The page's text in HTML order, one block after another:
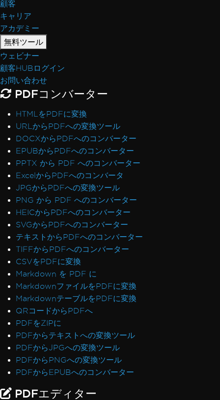
IronPDF と IIS
AWS Lambdaで文字フォントの破損
メタデータの可視性
ネットワークプリンタからの印刷
MemoryStreamを使用して画像にラスター化
ビューを文字列にレンダリング
System.Drawing.Commonの代替 (.NET 7 & 非
Windows)
テーブルヘッダー
ReadyToRunコンパイルの使用
IronPdf.Slim v2025.5.6 配置例外
ClickOnceのバージョン非互換
.NET FrameworkがPrefer32Bitでクラッシュ
PDF/UAが灰色の背景をレンダリング
絵文字がレンダリングされない
CSSの@pageルールとRenderingOptions
RenderingOptionsを正しく初期化する
フォントの不一致: Windows vs Linux
Linuxでのカスタムフォント埋め込み
順序が乱れたテキスト抽出
ASP.NET Web Formsライセンスの検証
IronPdfEngine Docker接続がmacOS ARMで
失敗
PDFメタデータ内の著者名
CSSを使用してフォントを追加する
仮想パス保存エラー
顧客
キャリア
アカデミー
無料ツール
ウェビナー
顧客HUBログイン
お問い合わせ
PDFコンバーター
HTMLをPDFに変換
URLからPDFへの変換ツール
DOCXからPDFへのコンバーター
EPUBからPDFへのコンバーター
PPTX から PDF へのコンバーター
ExcelからPDFへのコンバータ
JPGからPDFへの変換ツール
PNG から PDF へのコンバーター
HEICからPDFへのコンバーター
SVGからPDFへのコンバーター
テキストからPDFへのコンバーター
TIFFからPDFへのコンバーター
CSVをPDFに変換
Markdown を PDF に
MarkdownファイルをPDFに変換
MarkdownテーブルをPDFに変換
QRコードからPDFへ
PDFをZIPに
PDFからテキストへの変換ツール
PDFからJPGへの変換ツール
PDFからPNGへの変換ツール
PDFからEPUBへのコンバーター
PDFエディター